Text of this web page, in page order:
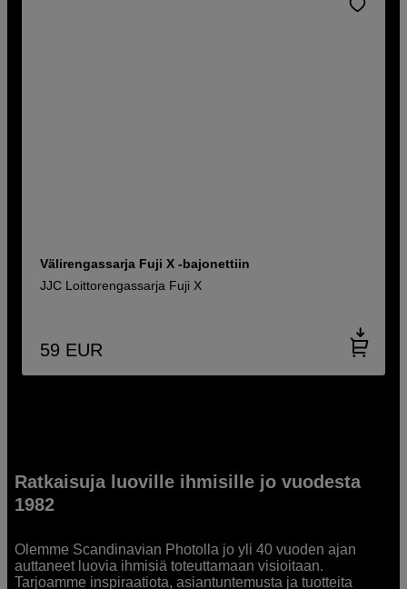
Välirengassarja Fuji X -bajonettiin
JJC Loittorengassarja Fuji X
59 EUR
Ratkaisuja luoville ihmisille jo vuodesta
1982
Olemme Scandinavian Photolla jo yli 40 vuoden ajan
auttaneet luovia ihmisiä toteuttamaan visioitaan.
Tarjoamme inspiraatiota, asiantuntemusta ja tuotteita